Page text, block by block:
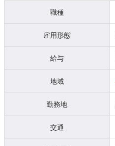
職種
雇用形態
給与
地域
勤務地
交通